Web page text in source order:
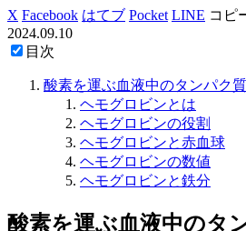
X Facebook はてブ Pocket LINE コピ
2024.09.10
目次
酸素を運ぶ血液中のタンパク
ヘモグロビンとは
ヘモグロビンの役割
ヘモグロビンと赤血球
ヘモグロビンの数値
ヘモグロビンと鉄分
酸素を運ぶ血液中のタ